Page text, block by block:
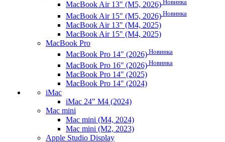
MacBook Air 13" (M5, 2026) Новинка
MacBook Air 15" (M5, 2026) Новинка
MacBook Air 13" (M4, 2025)
MacBook Air 15" (M4, 2025)
MacBook Pro
MacBook Pro 14" (2026) Новинка
MacBook Pro 16" (2026) Новинка
MacBook Pro 14" (2025)
MacBook Pro 14" (2024)
iMac
iMac 24" M4 (2024)
Mac mini
Mac mini (M4, 2024)
Mac mini (M2, 2023)
Apple Studio Display